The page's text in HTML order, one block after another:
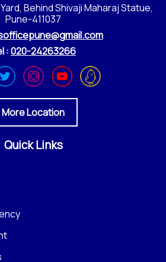
Behind Shivaji Maharaj Statue,
Pune-411037
:020-24263266
More Location
Quick Links